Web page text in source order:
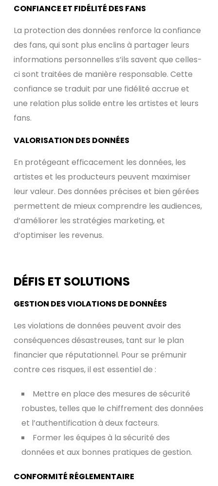
CONFIANCE ET FIDÉLITÉ DES FANS
La protection des données renforce la confiance
des fans, qui sont plus enclins à partager leurs
informations personnelles s’ils savent que celles-
ci sont traitées de manière responsable. Cette
confiance se traduit par une fidélité accrue et
une relation plus solide entre les artistes et leurs
fans.
VALORISATION DES DONNÉES
En protégeant efficacement les données, les
artistes et les producteurs peuvent maximiser
leur valeur. Des données précises et bien gérées
permettent de mieux comprendre les audiences,
d’améliorer les stratégies marketing, et
d’optimiser les revenus.
DÉFIS ET SOLUTIONS
GESTION DES VIOLATIONS DE DONNÉES
Les violations de données peuvent avoir des
conséquences désastreuses, tant sur le plan
financier que réputationnel. Pour se prémunir
contre ces risques, il est essentiel de :
Mettre en place des mesures de sécurité
robustes, telles que le chiffrement des données
et l’authentification à deux facteurs.
Former les équipes à la sécurité des
données et aux bonnes pratiques de gestion.
CONFORMITÉ RÉGLEMENTAIRE